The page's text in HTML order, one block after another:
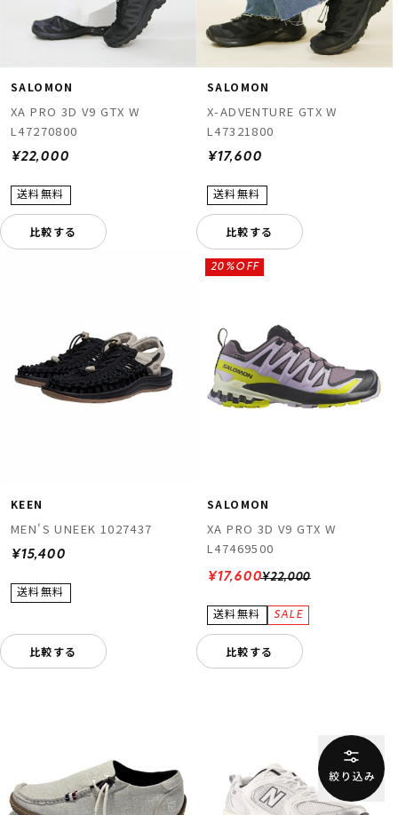
SALOMON
XA PRO 3D V9 GTX W
L47270800
¥22,000
比較する
SALOMON
X-ADVENTURE GTX W
L47321800
¥17,600
比較する
KEEN
MEN'S UNEEK 1027437
¥15,400
比較する
SALOMON
XA PRO 3D V9 GTX W
L47469500
¥22,000
20%OFF
¥17,600
比較する